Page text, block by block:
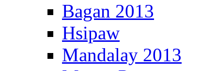
Bagan 2013
Hsipaw
Mandalay 2013